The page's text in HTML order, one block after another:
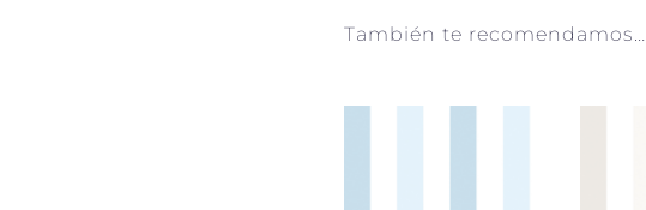
También te recomendamos…